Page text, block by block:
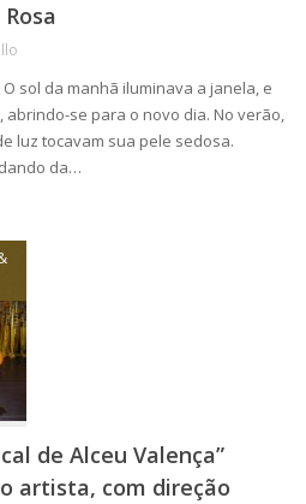
sol da manhã iluminava a janela, e
se para o novo dia. No verão,
luz tocavam sua pele sedosa.
da…
de Alceu Valença”
artista, com direção